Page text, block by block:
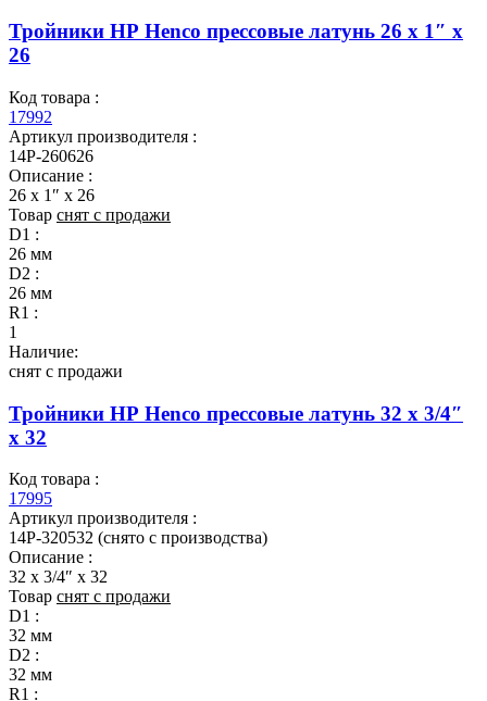
Тройники НР Henco прессовые латунь 26 x 1″ x
26
Код товара :
17992
Артикул производителя :
14P-260626
Описание :
26 x 1″ x 26
Товар снят с продажи
D1 :
26 мм
D2 :
26 мм
R1 :
1
Наличие:
снят с продажи
Тройники НР Henco прессовые латунь 32 x 3/4″
x 32
Код товара :
17995
Артикул производителя :
14P-320532 (снято с производства)
Описание :
32 x 3/4″ x 32
Товар снят с продажи
D1 :
32 мм
D2 :
32 мм
R1 :